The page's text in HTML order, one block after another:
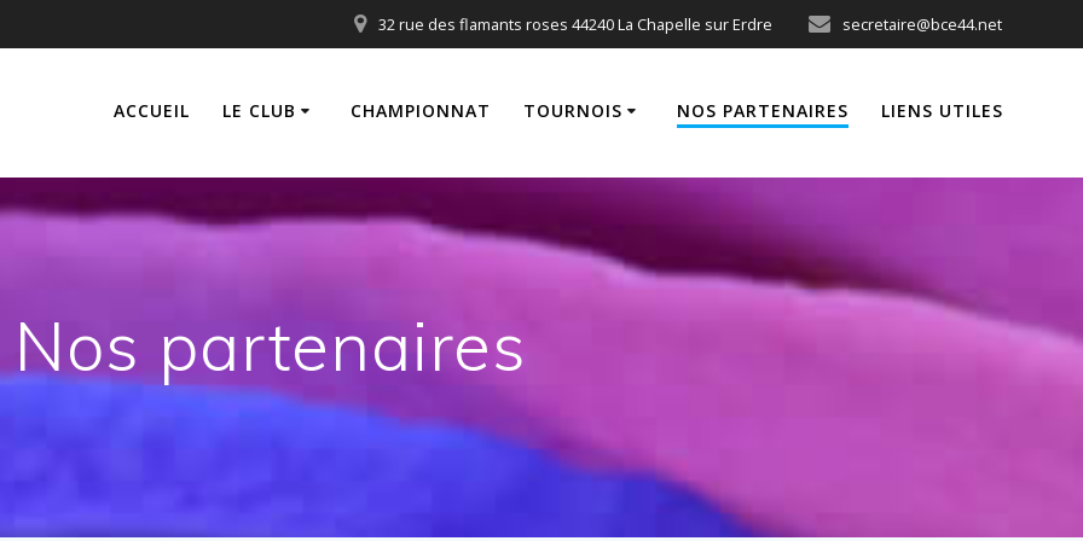
32 rue des flamants roses 44240 La Chapelle sur Erdre secretaire@bce44.net
ACCUEIL LE CLUB CHAMPIONNAT TOURNOIS NOS PARTENAIRES LIENS UTILES
Nos partenaires